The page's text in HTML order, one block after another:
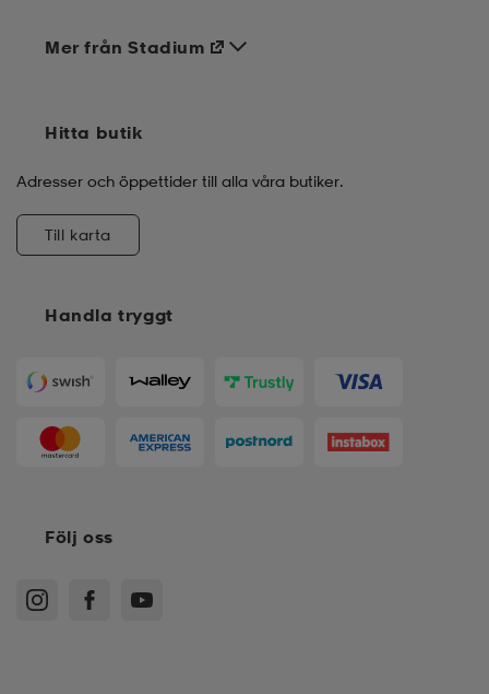
Handla tryggt
Mer från Stadium
Hitta butik
Adresser och öppettider till alla våra butiker.
Till karta
Följ oss